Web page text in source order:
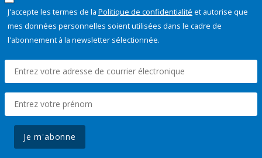
J'accepte les termes de la Politique de confidentialité et autorise que
mes données personnelles soient utilisées dans le cadre de
l'abonnement à la newsletter sélectionnée.
Je m'abonne